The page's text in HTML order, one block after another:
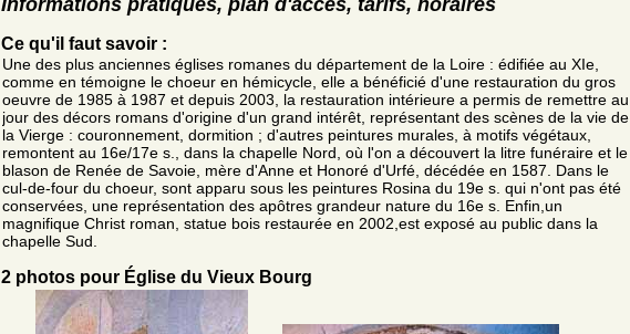
Ce qu'il faut savoir :
Une des plus anciennes églises romanes du département de la Loire : édifiée au XIe,
comme en témoigne le choeur en hémicycle, elle a bénéficié d'une restauration du gros
oeuvre de 1985 à 1987 et depuis 2003, la restauration intérieure a permis de remettre au
jour des décors romans d'origine d'un grand intérêt, représentant des scènes de la vie de
la Vierge : couronnement, dormition ; d'autres peintures murales, à motifs végétaux,
remontent au 16e/17e s., dans la chapelle Nord, où l'on a découvert la litre funéraire et le
blason de Renée de Savoie, mère d'Anne et Honoré d'Urfé, décédée en 1587. Dans le
cul-de-four du choeur, sont apparu sous les peintures Rosina du 19e s. qui n'ont pas été
conservées, une représentation des apôtres grandeur nature du 16e s. Enfin,un
magnifique Christ roman, statue bois restaurée en 2002,est exposé au public dans la
chapelle Sud.
2 photos pour Église du Vieux Bourg